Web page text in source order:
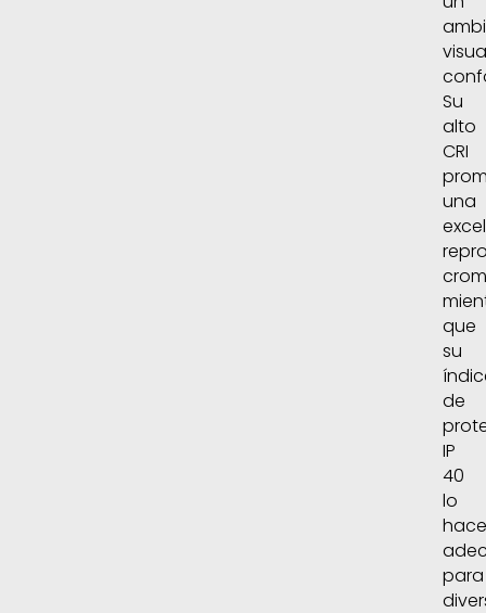
Su
alto
CRI
una
que
su
de
IP
40
lo
hace
para